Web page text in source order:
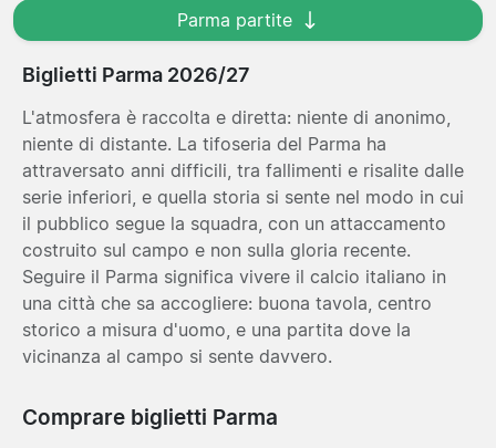
Parma partite
Biglietti Parma 2026/27
L'atmosfera è raccolta e diretta: niente di anonimo,
niente di distante. La tifoseria del Parma ha
attraversato anni difficili, tra fallimenti e risalite dalle
serie inferiori, e quella storia si sente nel modo in cui
il pubblico segue la squadra, con un attaccamento
costruito sul campo e non sulla gloria recente.
Seguire il Parma significa vivere il calcio italiano in
una città che sa accogliere: buona tavola, centro
storico a misura d'uomo, e una partita dove la
vicinanza al campo si sente davvero.
Comprare biglietti Parma